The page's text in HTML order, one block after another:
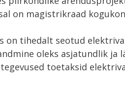
on magistrikraad
on tihedalt seotud
oleks asjatundlik
toetaksid